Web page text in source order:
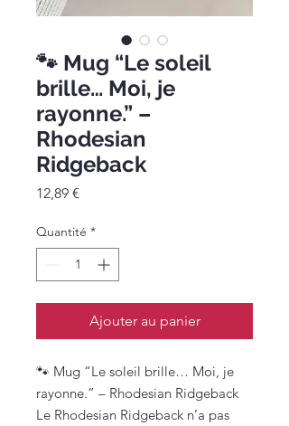
🐾 Mug “Le soleil
brille… Moi, je
rayonne.” –
Rhodesian
Ridgeback
12,89 €
Quantité *
Ajouter au panier
🐾 Mug “Le soleil brille… Moi, je
rayonne.” – Rhodesian Ridgeback
Le Rhodesian Ridgeback n’a pas